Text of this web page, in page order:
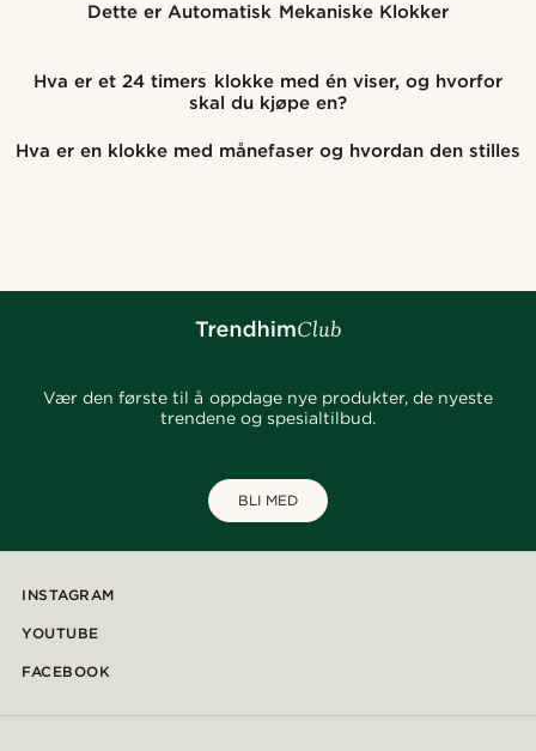
Dette er Automatisk Mekaniske Klokker
Hva er et 24 timers klokke med én viser, og hvorfor
skal du kjøpe en?
Hva er en klokke med månefaser og hvordan den stilles
Vær den første til å oppdage nye produkter, de nyeste
trendene og spesialtilbud.
BLI MED
INSTAGRAM
YOUTUBE
FACEBOOK